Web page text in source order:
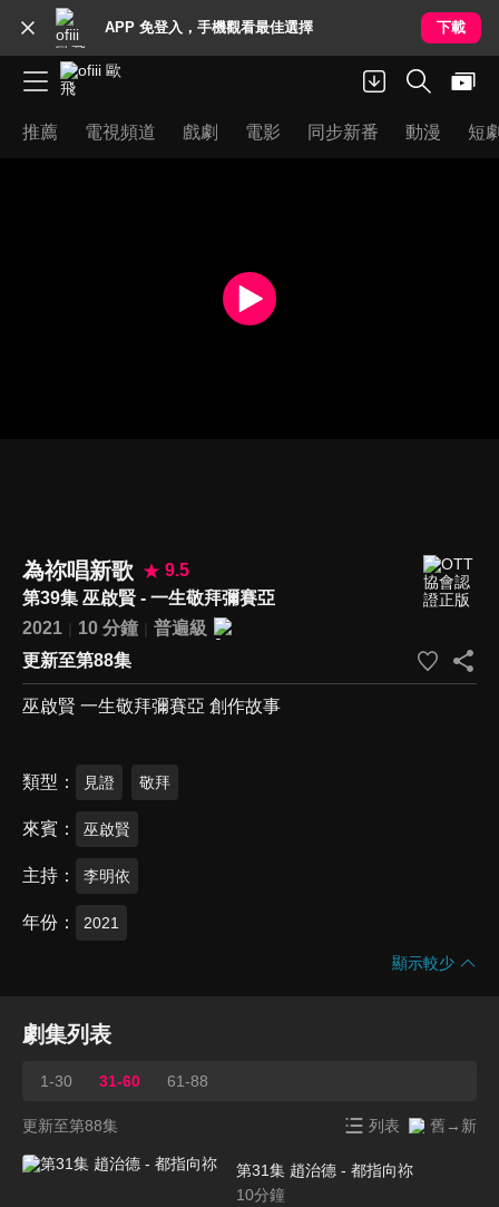
APP 免登入，手機觀看最佳選擇 下載
推薦 電視頻道 戲劇 電影 同步新番 動漫 短
為祢唱新歌
9.5
第39集 巫啟賢 - 一生敬拜彌賽亞
2021
10 分鐘
普遍級
更新至第88集
巫啟賢 一生敬拜彌賽亞 創作故事
類型 見證 敬拜
來賓 巫啟賢
主持 李明依
年份 2021
顯示較少
劇集列表
1-30 31-60 61-88
更新至第88集 列表 舊→新
第31集 趙治德 - 都指向祢
10分鐘